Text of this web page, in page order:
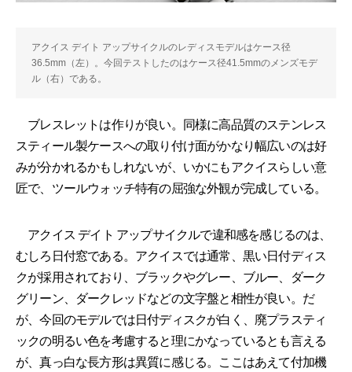
アクイス デイト アップサイクルのレディスモデルはケース径
36.5mm（左）。今回テストしたのはケース径41.5mmのメンズモデ
ル（右）である。
ブレスレットは作りが良い。同様に高品質のステンレス
スティール製ケースへの取り付け面がかなり幅広いのは好
みが分かれるかもしれないが、いかにもアクイスらしい意
匠で、ツールウォッチ特有の屈強な外観が完成している。
アクイス デイト アップサイクルで違和感を感じるのは、
むしろ日付窓である。アクイスでは通常、黒い日付ディス
クが採用されており、ブラックやグレー、ブルー、ダーク
グリーン、ダークレッドなどの文字盤と相性が良い。だ
が、今回のモデルでは日付ディスクが白く、廃プラスティ
ックの明るい色を考慮すると理にかなっているとも言える
が、真っ白な長方形は異質に感じる。ここはあえて付加機